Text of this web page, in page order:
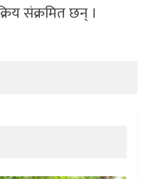
संक्रमित छन् ।